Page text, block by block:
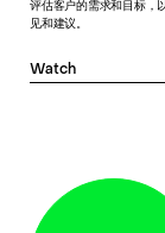
评估客户的需求和目标，
见和建议。
Watch